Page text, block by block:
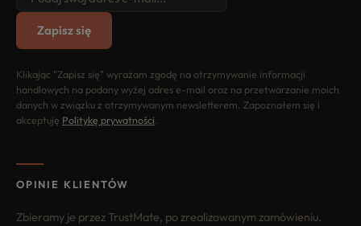
Zapisz się
Klikając "Zapisz się" wyrażam zgodę na otrzymywanie informacji
handlowych na podany wyżej adres e-mail oraz na przetwarzanie moich
danych w związku z otrzymywanym newsletterem. Zapoznałem się i
akceptuję Politykę prywatności.
OPINIE KLIENTÓW
Zbieramy je przez TrustMate, po zrealizowanym zamówieniu.